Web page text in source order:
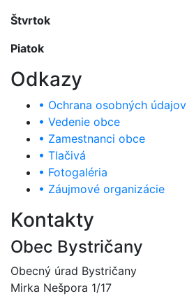
Štvrtok
Piatok
Odkazy
• Ochrana osobných údajov
• Vedenie obce
• Zamestnanci obce
• Tlačivá
• Fotogaléria
• Záujmové organizácie
Kontakty
Obec Bystričany
Obecný úrad Bystričany
Mirka Nešpora 1/17